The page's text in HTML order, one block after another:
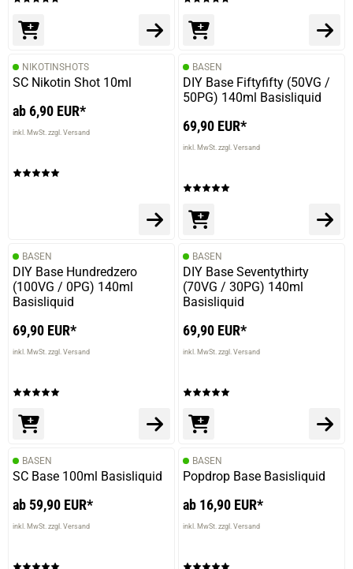
NIKOTINSHOTS
SC Nikotin Shot 10ml
ab 6,90 EUR*
inkl. MwSt. zzgl. Versand
BASEN
DIY Base Fiftyfifty (50VG /
50PG) 140ml Basisliquid
69,90 EUR*
inkl. MwSt. zzgl. Versand
BASEN
DIY Base Hundredzero
(100VG / 0PG) 140ml
Basisliquid
69,90 EUR*
inkl. MwSt. zzgl. Versand
BASEN
DIY Base Seventythirty
(70VG / 30PG) 140ml
Basisliquid
69,90 EUR*
inkl. MwSt. zzgl. Versand
BASEN
SC Base 100ml Basisliquid
ab 59,90 EUR*
inkl. MwSt. zzgl. Versand
BASEN
Popdrop Base Basisliquid
ab 16,90 EUR*
inkl. MwSt. zzgl. Versand